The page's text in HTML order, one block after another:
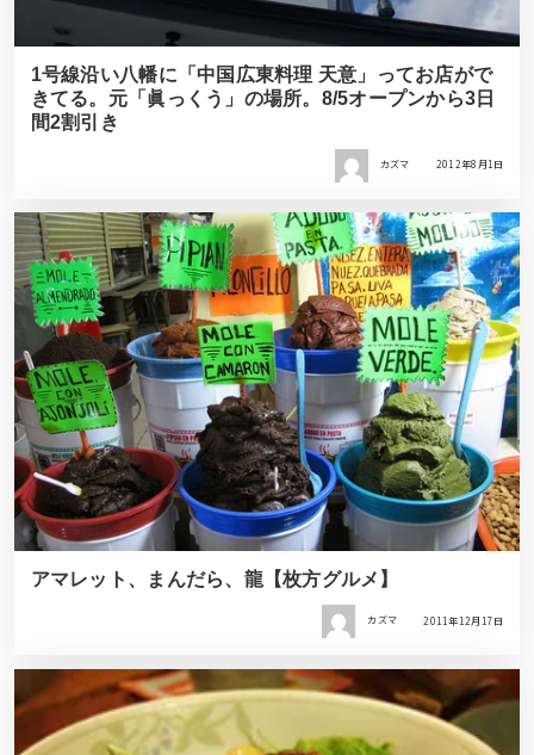
1号線沿い八幡に「中国広東料理 天意」ってお店がで
きてる。元「眞っくう」の場所。8/5オープンから3日
間2割引き
カズマ 2012年8月1日
アマレット、まんだら、龍【枚方グルメ】
カズマ 2011年12月17日